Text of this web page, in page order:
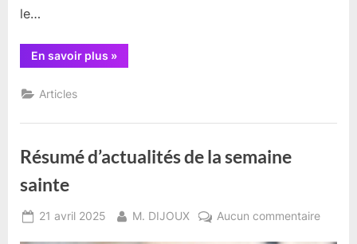
le…
En savoir plus “Retour
du
»
Articles
Résumé d’actualités de la semaine
sainte
Posted
21 avril 2025 By
M. DIJOUX Aucun commentairesur